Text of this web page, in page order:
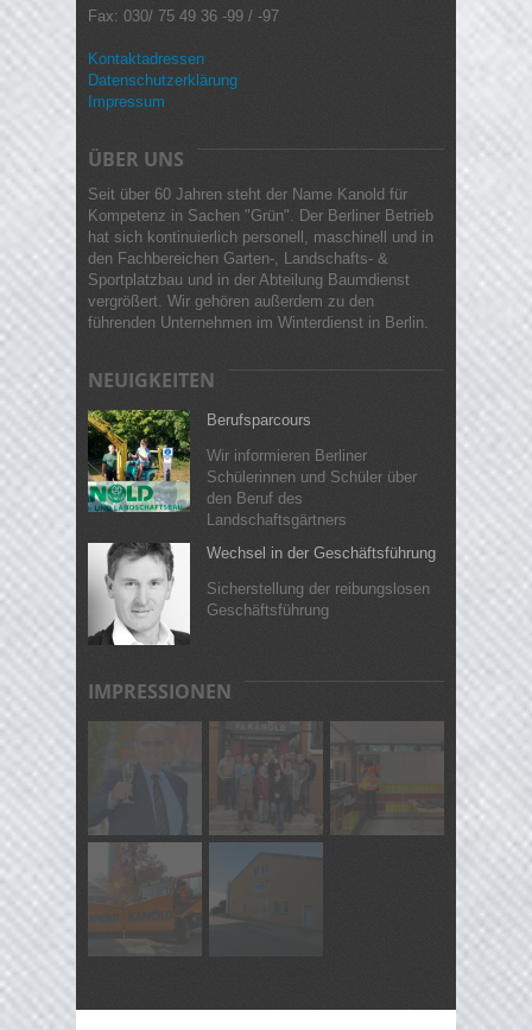
Fax: 030/ 75 49 36 -99 / -97
Kontaktadressen
Datenschutzerklärung
Impressum
ÜBER UNS
Seit über 60 Jahren steht der Name Kanold für
Kompetenz in Sachen "Grün". Der Berliner Betrieb
hat sich kontinuierlich personell, maschinell und in
den Fachbereichen Garten-, Landschafts- &
Sportplatzbau und in der Abteilung Baumdienst
vergrößert. Wir gehören außerdem zu den
führenden Unternehmen im Winterdienst in Berlin.
NEUIGKEITEN
Berufsparcours
Wir informieren Berliner
Schülerinnen und Schüler über
den Beruf des
Landschaftsgärtners
Wechsel in der Geschäftsführung
Sicherstellung der reibungslosen
Geschäftsführung
IMPRESSIONEN